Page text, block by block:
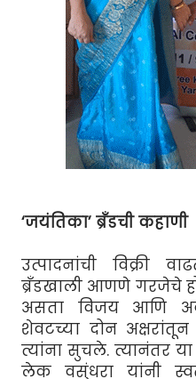
‘जयंतिका’ ब्रँडची कहाणी
उत्पादनांची विक्री
ब्रँडखाली आणणे गरजेचे
असता विजय आणि
शेवटच्या दोन
त्यांना सुचले. त्यानंतर या
लेक वसुंधरा यांनी